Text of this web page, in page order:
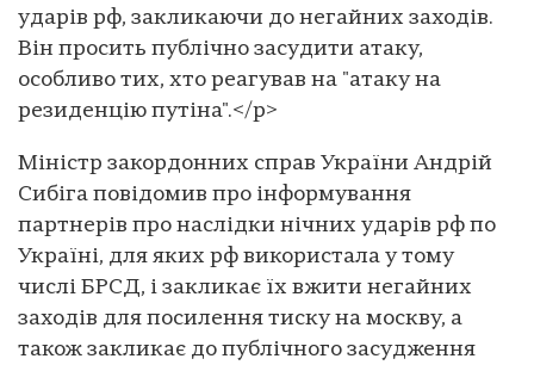
ударів рф, закликаючи до негайних заходів.
Він просить публічно засудити атаку,
особливо тих, хто реагував на "атаку на
резиденцію путіна".</p>
Міністр закордонних справ України Андрій
Сибіга повідомив про інформування
партнерів про наслідки нічних ударів рф по
Україні, для яких рф використала у тому
числі БРСД, і закликає їх вжити негайних
заходів для посилення тиску на москву, а
також закликає до публічного засудження